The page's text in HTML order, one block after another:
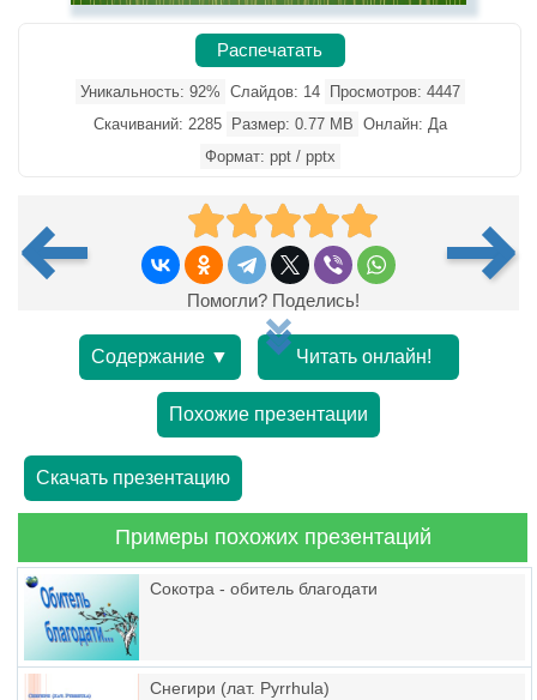
Распечатать
Уникальность: 92% Слайдов: 14
Просмотров: 4447
Скачиваний: 2285
Размер: 0.77 MB Онлайн: Да
Формат: ppt / pptx
Помогли? Поделись!
Содержание ▼ Читать онлайн!
Похожие презентации
Скачать презентацию
Примеры похожих презентаций
Сокотра - обитель благодати
Снегири (лат. Pyrrhula)